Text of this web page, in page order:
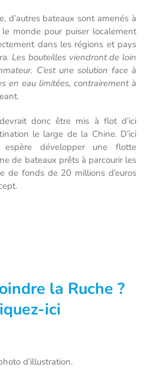
d’autres bateaux sont amenés à
monde pour puiser localement
dans les régions et pays
Les bouteilles viendront de loin
C’est une solution face à
en eau limitées, contrairement à
donc être mis à flot d’ici
le large de la Chine. D’ici
développer une flotte
de bateaux prêts à parcourir les
de fonds de 20 millions d’euros
la Ruche ?
ici
d’illustration.